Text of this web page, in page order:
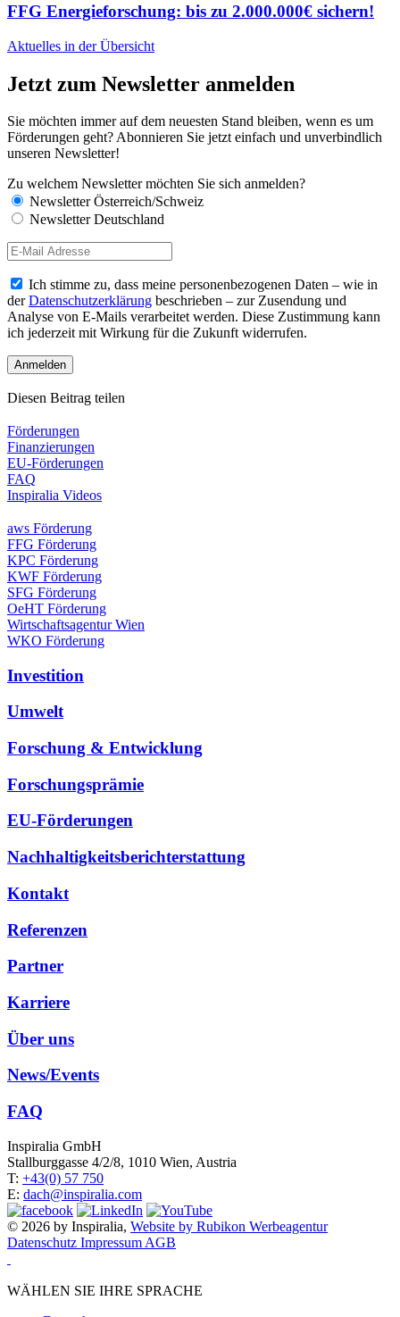
FFG Energieforschung: bis zu 2.000.000€ sichern!
Aktuelles in der Übersicht
Jetzt zum Newsletter anmelden
Sie möchten immer auf dem neuesten Stand bleiben, wenn es um
Förderungen geht? Abonnieren Sie jetzt einfach und unverbindlich
unseren Newsletter!
Zu welchem Newsletter möchten Sie sich anmelden?
Newsletter Österreich/Schweiz
Newsletter Deutschland
Ich stimme zu, dass meine personenbezogenen Daten – wie in
derDatenschutzerklärung beschrieben – zur Zusendung und
Analyse von E-Mails verarbeitet werden. Diese Zustimmung kann
ich jederzeit mit Wirkung für die Zukunft widerrufen.
Diesen Beitrag teilen
Förderungen
Finanzierungen
EU-Förderungen
FAQ
Inspiralia Videos
aws Förderung
FFG Förderung
KPC Förderung
KWF Förderung
SFG Förderung
OeHT Förderung
Wirtschaftsagentur Wien
WKO Förderung
Investition
Umwelt
Forschung & Entwicklung
Forschungsprämie
EU-Förderungen
Nachhaltigkeitsberichterstattung
Kontakt
Referenzen
Partner
Karriere
Über uns
News/Events
FAQ
Inspiralia GmbH
Stallburggasse 4/2/8, 1010 Wien, Austria
T: +43(0) 57 750
E: dach@inspiralia.com
© 2026 by Inspiralia, Website by Rubikon Werbeagentur
Datenschutz Impressum AGB
WÄHLEN SIE IHRE SPRACHE